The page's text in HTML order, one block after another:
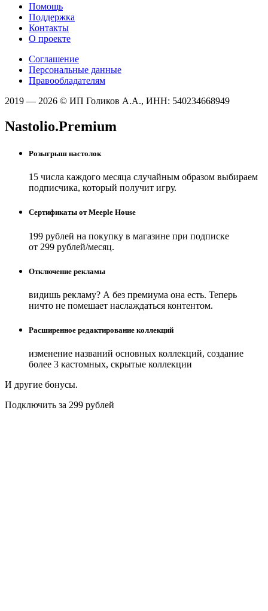
Помощь
Поддержка
Контакты
О проекте
Соглашение
Персональные данные
Правообладателям
2019 — 2026 © ИП Голиков А.А., ИНН: 540234668949
Nastolio.Premium
Розыгрыш настолок
15 числа каждого месяца случайным образом выбираем
подписчика, который получит игру.
Сертификаты от Meeple House
199 рублей на покупку в магазине при подписке
от 299 рублей/месяц.
Отключение рекламы
видишь рекламу? А без премиума она есть. Теперь
ничто не помешает наслаждаться контентом.
Расширенное редактирование коллекций
изменение названий основных коллекций, создание
более 3 кастомных, скрытые коллекции
И другие бонусы.
Подключить за 299 рублей